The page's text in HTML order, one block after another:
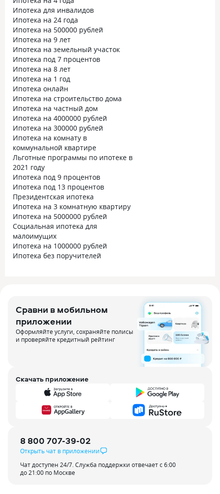
Ипотека для инвалидов
Ипотека на 24 года
Ипотека на 500000 рублей
Ипотека на 9 лет
Ипотека на земельный участок
Ипотека под 7 процентов
Ипотека на 8 лет
Ипотека на 1 год
Ипотека онлайн
Ипотека на строительство дома
Ипотека на частный дом
Ипотека на 4000000 рублей
Ипотека на 300000 рублей
Ипотека на комнату в
коммунальной квартире
Льготные программы по ипотеке в
2021 году
Ипотека под 9 процентов
Ипотека под 13 процентов
Президентская ипотека
Ипотека на 3 комнатную квартиру
Ипотека на 5000000 рублей
Социальная ипотека для
малоимущих
Ипотека на 1000000 рублей
Ипотека без поручителей
Сравни в мобильном
приложении
Оформляйте услуги, сохраняйте полисы
и проверяйте кредитный рейтинг
Скачать приложение
8 800 707-39-02
Открыть чат в приложении
Чат доступен 24/7. Служба поддержки отвечает с 6:00
до 21:00 по Москве